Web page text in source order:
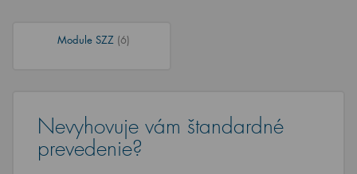
Module SZZ (6)
Nevyhovuje vám štandardné
prevedenie?